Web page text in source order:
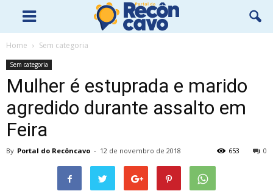
Home Sem categoria
Sem categoria
Mulher é estuprada e marido
agredido durante assalto em
Feira
By Portal do Recôncavo - 12 de novembro de 2018 0
653